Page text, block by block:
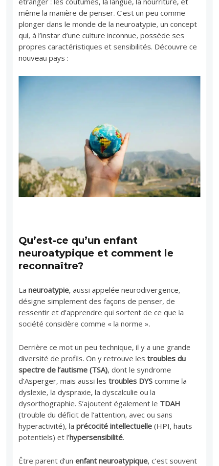
même la manière de penser. C’est un peu comme
plonger dans le monde de la neuroatypie, un concept
qui, à l’instar d’une culture inconnue, possède ses
propres caractéristiques et sensibilités. Découvre ce
nouveau pays :
Qu’est-ce qu’un enfant
neuroatypique et comment le
reconnaître?
Laneuroatypie, aussi appelée neurodivergence,
désigne simplement des façons de penser, de
ressentir et d’apprendre qui sortent de ce que la
société considère comme « la norme ».
Derrière ce mot un peu technique, il y a une grande
diversité de profils. On y retrouve lestroubles du
spectre de l’autisme (TSA), dont le syndrome
d’Asperger, mais aussi lestroubles DYS comme la
dyslexie, la dyspraxie, la dyscalculie ou la
dysorthographie. S’ajoutent également le TDAH
(trouble du déficit de l’attention, avec ou sans
hyperactivité), laprécocité intellectuelle (HPI, hauts
potentiels) et l’hypersensibilité.
Être parent d’unenfant neuroatypique, c’est souvent